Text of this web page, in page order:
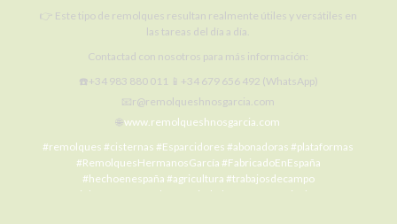
👉 Este tipo de remolques resultan realmente útiles y versátiles en
las tareas del día a día.
Contactad con nosotros para más información:
☎️+34 983 880 011 📱+34 679 656 492 (WhatsApp)
📧r@remolqueshnosgarcia.com
🌐www.remolqueshnosgarcia.com
#remolques #cisternas #Esparcidores #abonadoras #plataformas
#RemolquesHermanosGarcía #FabricadoEnEspaña
#hechoenespaña #agricultura #trabajosdecampo
#SiElCampoNoProduceLaCiudadNoCome
#agriculture